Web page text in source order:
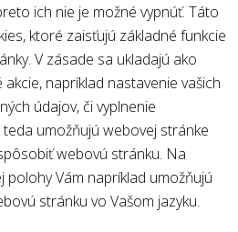
ich nie je možné vypnúť. Táto
ktoré zaisťujú základné funkcie
V zásade sa ukladajú ako
napríklad nastavenie vašich
údajov, či vyplnenie
umožňujú webovej stránke
webovú stránku. Na
polohy Vám napríklad umožňujú
stránku vo Vašom jazyku.